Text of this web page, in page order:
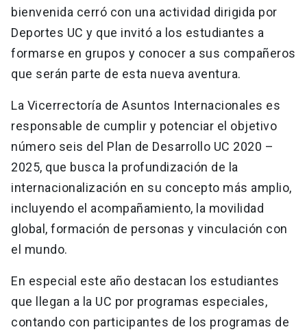
bienvenida cerró con una actividad dirigida por
Deportes UC y que invitó a los estudiantes a
formarse en grupos y conocer a sus compañeros
que serán parte de esta nueva aventura.
La Vicerrectoría de Asuntos Internacionales es
responsable de cumplir y potenciar el objetivo
número seis del Plan de Desarrollo UC 2020 –
2025, que busca la profundización de la
internacionalización en su concepto más amplio,
incluyendo el acompañamiento, la movilidad
global, formación de personas y vinculación con
el mundo.
En especial este año destacan los estudiantes
que llegan a la UC por programas especiales,
contando con participantes de los programas de